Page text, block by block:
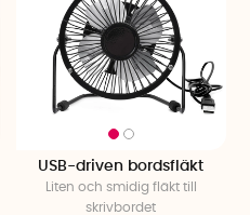
USB-driven bordsfläkt
Liten och smidig fläkt till
skrivbordet